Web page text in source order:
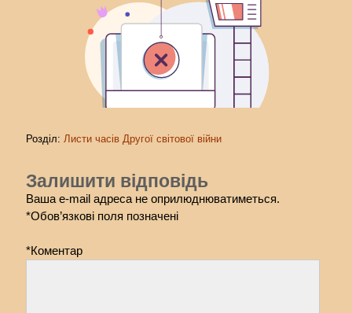
Розділ: Листи часів Другої світової війни
Залишити відповідь
Ваша e-mail адреса не оприлюднюватиметься.
Обов’язкові поля позначені
*
Коментар
*